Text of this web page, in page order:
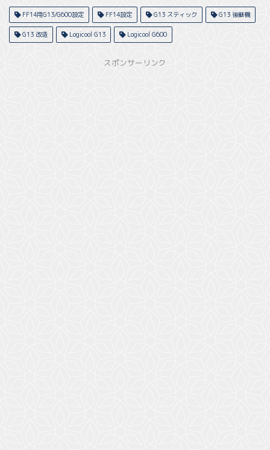
FF14用G13/G600設定 FF14設定 G13 スティック G13 後継機
G13 改造 Logicool G13 Logicool G600
スポンサーリンク